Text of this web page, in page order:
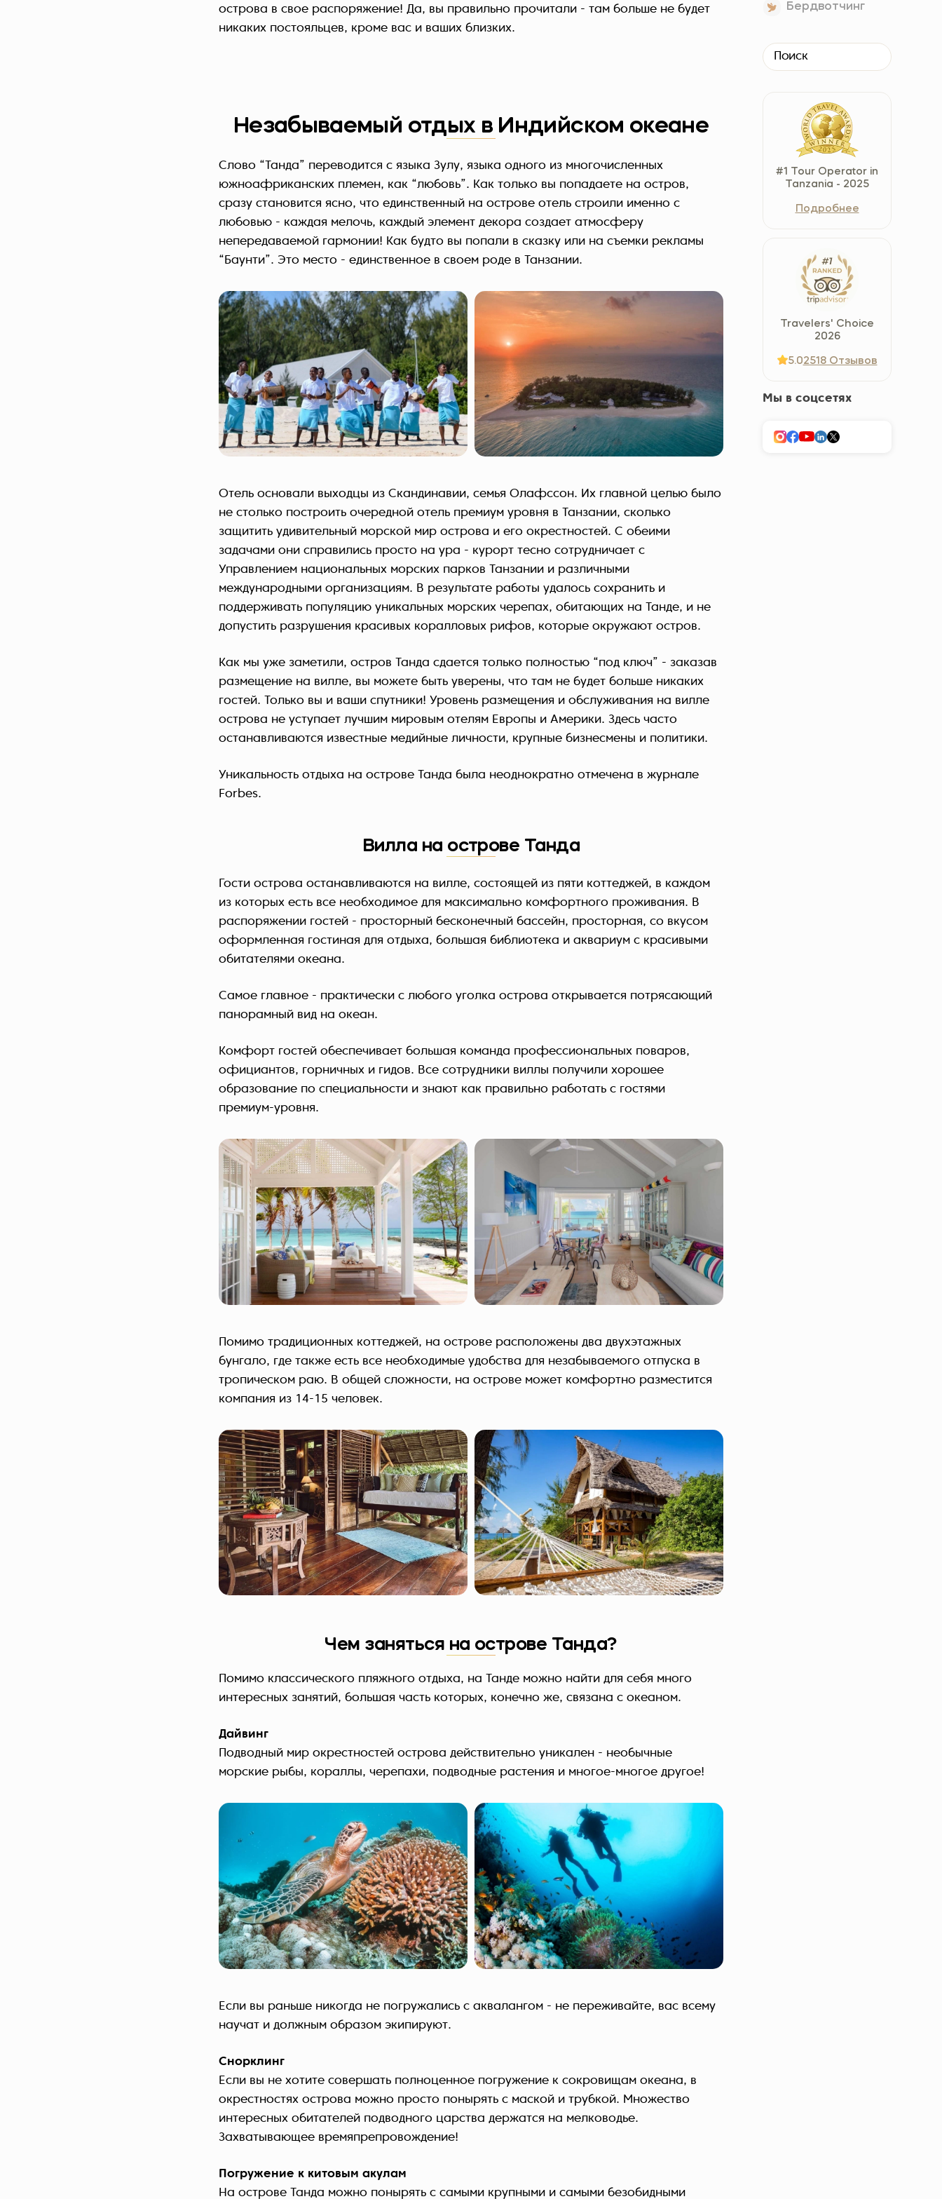
Czech Republic (Čeština)
North Macedonia (Македонски)
Norway (Norsk)
Россия (Русский)
острова в свое распоряжение! Да, вы правильно прочитали - там больше не будет
никаких постояльцев, кроме вас и ваших близких.
Незабываемый отдых в Индийском океане
Слово “Танда” переводится с языка Зулу, языка одного из многочисленных
южноафриканских племен, как “любовь”. Как только вы попадаете на остров,
сразу становится ясно, что единственный на острове отель строили именно с
любовью - каждая мелочь, каждый элемент декора создает атмосферу
непередаваемой гармонии! Как будто вы попали в сказку или на съемки рекламы
“Баунти”. Это место - единственное в своем роде в Танзании.
Отель основали выходцы из Скандинавии, семья Олафссон. Их главной целью было
не столько построить очередной отель премиум уровня в Танзании, сколько
защитить удивительный морской мир острова и его окрестностей. С обеими
задачами они справились просто на ура - курорт тесно сотрудничает с
Управлением национальных морских парков Танзании и различными
международными организациям. В результате работы удалось сохранить и
поддерживать популяцию уникальных морских черепах, обитающих на Танде, и не
допустить разрушения красивых коралловых рифов, которые окружают остров.
Как мы уже заметили, остров Танда сдается только полностью “под ключ” - заказав
размещение на вилле, вы можете быть уверены, что там не будет больше никаких
гостей. Только вы и ваши спутники! Уровень размещения и обслуживания на вилле
острова не уступает лучшим мировым отелям Европы и Америки. Здесь часто
останавливаются известные медийные личности, крупные бизнесмены и политики.
Уникальность отдыха на острове Танда была неоднократно отмечена в журнале
Forbes.
Вилла на острове Танда
Гости острова останавливаются на вилле, состоящей из пяти коттеджей, в каждом
из которых есть все необходимое для максимально комфортного проживания. В
распоряжении гостей - просторный бесконечный бассейн, просторная, со вкусом
оформленная гостиная для отдыха, большая библиотека и аквариум с красивыми
обитателями океана.
Самое главное - практически с любого уголка острова открывается потрясающий
панорамный вид на океан.
Комфорт гостей обеспечивает большая команда профессиональных поваров,
официантов, горничных и гидов. Все сотрудники виллы получили хорошее
образование по специальности и знают как правильно работать с гостями
премиум-уровня.
Помимо традиционных коттеджей, на острове расположены два двухэтажных
бунгало, где также есть все необходимые удобства для незабываемого отпуска в
тропическом раю. В общей сложности, на острове может комфортно разместится
компания из 14-15 человек.
Чем заняться на острове Танда?
Помимо классического пляжного отдыха, на Танде можно найти для себя много
интересных занятий, большая часть которых, конечно же, связана с океаном.
Дайвинг
Подводный мир окрестностей острова действительно уникален - необычные
морские рыбы, кораллы, черепахи, подводные растения и многое-многое другое!
Если вы раньше никогда не погружались с аквалангом - не переживайте, вас всему
научат и должным образом экипируют.
Снорклинг
Если вы не хотите совершать полноценное погружение к сокровищам океана, в
окрестностях острова можно просто понырять с маской и трубкой. Множество
интересных обитателей подводного царства держатся на мелководье.
Захватывающее времяпрепровождение!
Погружение к китовым акулам
На острове Танда можно понырять с самыми крупными и самыми безобидными
Бердвотчинг
#1 Tour Operator in
Tanzania - 2025
Подробнее
Travelers' Choice
2026
5.02518 Отзывов
Мы в соцсетях